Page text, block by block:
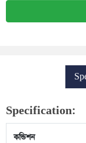
Specification:
কন্ডিশন